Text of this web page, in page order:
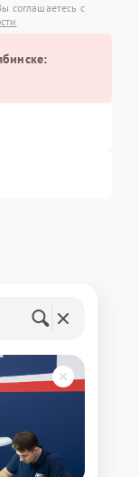
соглашаетесь с